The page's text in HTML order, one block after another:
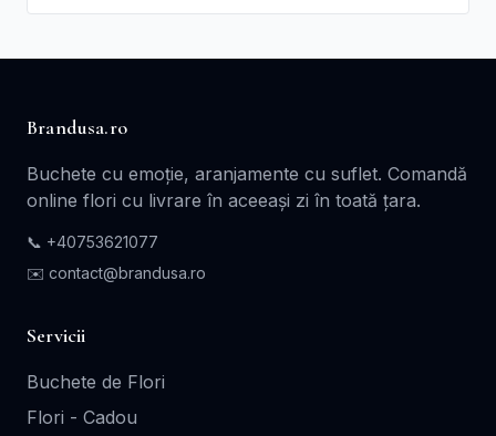
Brandusa.ro
Buchete cu emoție, aranjamente cu suflet. Comandă
online flori cu livrare în aceeași zi în toată țara.
📞 +40753621077
✉️ contact@brandusa.ro
Servicii
Buchete de Flori
Flori - Cadou